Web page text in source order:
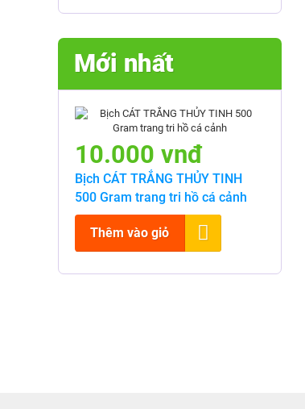
Mới nhất
10.000 vnđ
Bịch CÁT TRẮNG THỦY TINH
500 Gram trang tri hồ cá cảnh
Thêm vào giỏ